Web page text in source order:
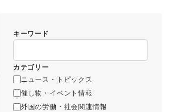
キーワード
カテゴリー
ニュース・トピックス
催し物・イベント情報
外国の労働・社会関連情報